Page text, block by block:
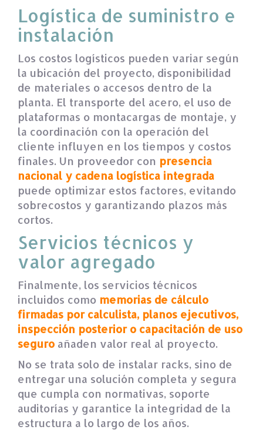
Logística de suministro e
instalación
Los costos logísticos pueden variar según
la ubicación del proyecto, disponibilidad
de materiales o accesos dentro de la
planta. El transporte del acero, el uso de
plataformas o montacargas de montaje, y
la coordinación con la operación del
cliente influyen en los tiempos y costos
finales. Un proveedor con presencia
nacional y cadena logística integrada
puede optimizar estos factores, evitando
sobrecostos y garantizando plazos más
cortos.
Servicios técnicos y
valor agregado
Finalmente, los servicios técnicos
incluidos como memorias de cálculo
firmadas por calculista, planos ejecutivos,
inspección posterior o capacitación de uso
seguro añaden valor real al proyecto.
No se trata solo de instalar racks, sino de
entregar una solución completa y segura
que cumpla con normativas, soporte
auditorías y garantice la integridad de la
estructura a lo largo de los años.